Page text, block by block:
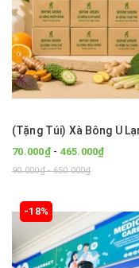
70.000₫- 465.000₫
90.000₫ - 650.000₫
-18%